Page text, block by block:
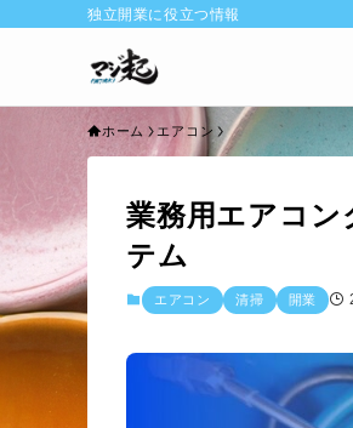
独立開業に役立つ情報
ホーム エアコン
業務用エアコン
テム
エアコン 清掃 開業